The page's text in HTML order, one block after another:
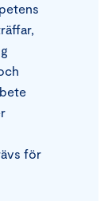
för